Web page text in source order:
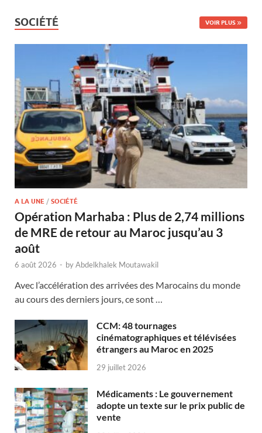
SOCIÉTÉ VOIR PLUS
A LA UNE / SOCIÉTÉ
Opération Marhaba : Plus de 2,74 millions
de MRE de retour au Maroc jusqu’au 3
août
6 août 2026 - byAbdelkhalek Moutawakil
Avec l’accélération des arrivées des Marocains du monde
au cours des derniers jours, ce sont …
CCM: 48 tournages
cinématographiques et télévisées
étrangers au Maroc en 2025
29 juillet 2026
Médicaments : Le gouvernement
adopte un texte sur le prix public de
vente